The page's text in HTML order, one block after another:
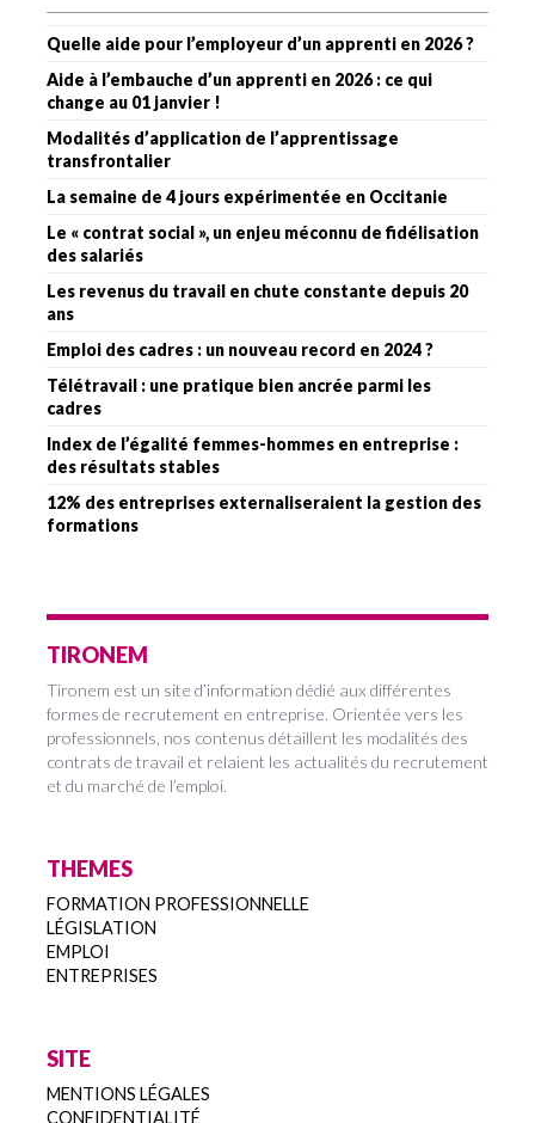
Quelle aide pour l’employeur d’un apprenti en 2026 ?
Aide à l’embauche d’un apprenti en 2026 : ce qui
change au 01 janvier !
Modalités d’application de l’apprentissage
transfrontalier
La semaine de 4 jours expérimentée en Occitanie
Le « contrat social », un enjeu méconnu de fidélisation
des salariés
Les revenus du travail en chute constante depuis 20
ans
Emploi des cadres : un nouveau record en 2024 ?
Télétravail : une pratique bien ancrée parmi les
cadres
Index de l’égalité femmes-hommes en entreprise :
des résultats stables
12% des entreprises externaliseraient la gestion des
formations
TIRONEM
Tironem est un site d’information dédié aux différentes
formes de recrutement en entreprise. Orientée vers les
professionnels, nos contenus détaillent les modalités des
contrats de travail et relaient les actualités du recrutement
et du marché de l’emploi.
THEMES
FORMATION PROFESSIONNELLE
LÉGISLATION
EMPLOI
ENTREPRISES
SITE
MENTIONS LÉGALES
CONFIDENTIALITÉ